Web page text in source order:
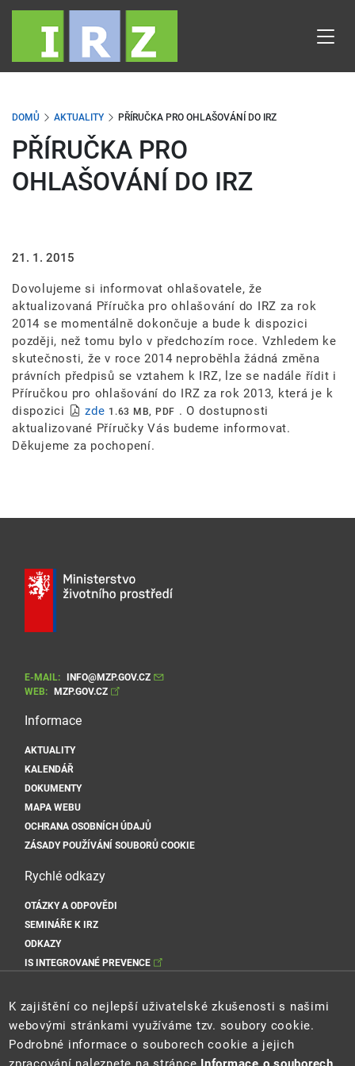
Přejít
obsahu
DOMŮ AKTUALITY PŘÍRUČKA PRO OHLAŠOVÁNÍ DO IRZ
PŘÍRUČKA PRO
OHLAŠOVÁNÍ DO IRZ
21. 1. 2015
Dovolujeme si informovat ohlašovatele, že
aktualizovaná Příručka pro ohlašování do IRZ za rok
2014 se momentálně dokončuje a bude k dispozici
později, než tomu bylo v předchozím roce. Vzhledem ke
skutečnosti, že v roce 2014 neproběhla žádná změna
právních předpisů se vztahem k IRZ, lze se nadále řídit i
Příručkou pro ohlašování do IRZ za rok 2013, která je k
dispozici
zde 1.63 MB, PDF . O dostupnosti
aktualizované Příručky Vás budeme informovat.
Děkujeme za pochopení.
E-MAIL:
INFO@MZP.GOV.CZ
WEB:
MZP.GOV.CZ
Informace
AKTUALITY
KALENDÁŘ
DOKUMENTY
MAPA WEBU
OCHRANA OSOBNÍCH ÚDAJŮ
ZÁSADY POUŽÍVÁNÍ SOUBORŮ COOKIE
Rychlé odkazy
OTÁZKY A ODPOVĚDI
SEMINÁŘE K IRZ
ODKAZY
IS INTEGROVANÉ PREVENCE
K zajištění co nejlepší uživatelské zkušenosti s našimi
webovými stránkami využíváme tzv. soubory cookie.
Podrobné informace o souborech cookie a jejich